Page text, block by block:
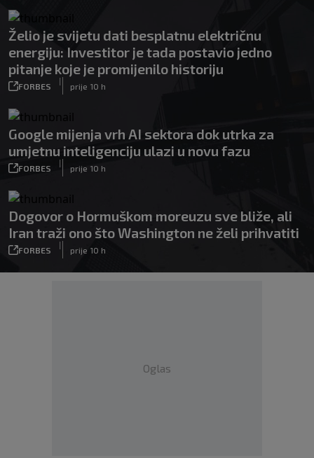
Želio je svijetu dati besplatnu električnu
energiju: Investitor je tada postavio jedno
pitanje koje je promijenilo historiju
FORBES
|
prije 10 h
Google mijenja vrh AI sektora dok utrka za
umjetnu inteligenciju ulazi u novu fazu
FORBES
|
prije 10 h
Dogovor o Hormuškom moreuzu sve bliže, ali
Iran traži ono što Washington ne želi prihvatiti
FORBES
|
prije 10 h
Oglas